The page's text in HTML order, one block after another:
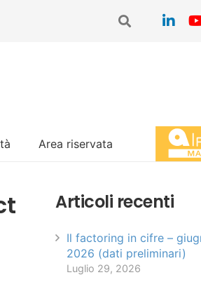
Area riservata Magazine
Articoli recenti
Il factoring in cifre –
2026 (dati preliminari)
Luglio 29, 2026